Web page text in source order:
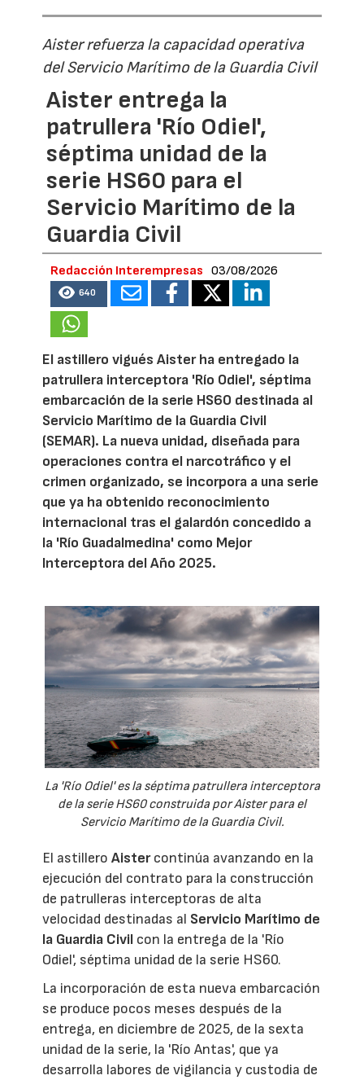
Aister refuerza la capacidad operativa
del Servicio Marítimo de la Guardia Civil
Aister entrega la
patrullera 'Río Odiel',
séptima unidad de la
serie HS60 para el
Servicio Marítimo de la
Guardia Civil
Redacción Interempresas 03/08/2026
640
El astillero vigués Aister ha entregado la
patrullera interceptora 'Río Odiel', séptima
embarcación de la serie HS60 destinada al
Servicio Marítimo de la Guardia Civil
(SEMAR). La nueva unidad, diseñada para
operaciones contra el narcotráfico y el
crimen organizado, se incorpora a una serie
que ya ha obtenido reconocimiento
internacional tras el galardón concedido a
la 'Río Guadalmedina' como Mejor
Interceptora del Año 2025.
La 'Río Odiel' es la séptima patrullera interceptora
de la serie HS60 construida por Aister para el
Servicio Marítimo de la Guardia Civil.
El astilleroAistercontinúa avanzando en la
ejecución del contrato para la construcción
de patrulleras interceptoras de alta
velocidad destinadas al Servicio Marítimo de
la Guardia Civil con la entrega de la 'Río
Odiel', séptima unidad de la serie HS60.
La incorporación de esta nueva embarcación
se produce pocos meses después de la
entrega, en diciembre de 2025, de la sexta
unidad de la serie, la 'Río Antas', que ya
desarrolla labores de vigilancia y custodia de